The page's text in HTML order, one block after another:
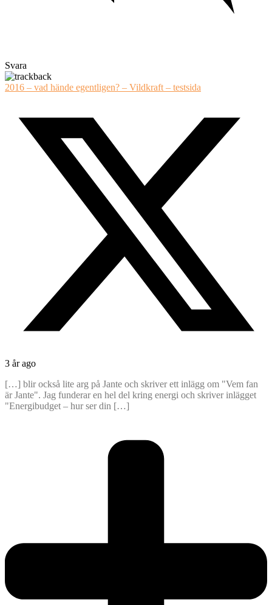
Svara
2016 – vad hände egentligen? – Vildkraft – testsida
3 år ago
[…] blir också lite arg på Jante och skriver ett inlägg om "Vem fan
är Jante". Jag funderar en hel del kring energi och skriver inlägget
"Energibudget – hur ser din […]